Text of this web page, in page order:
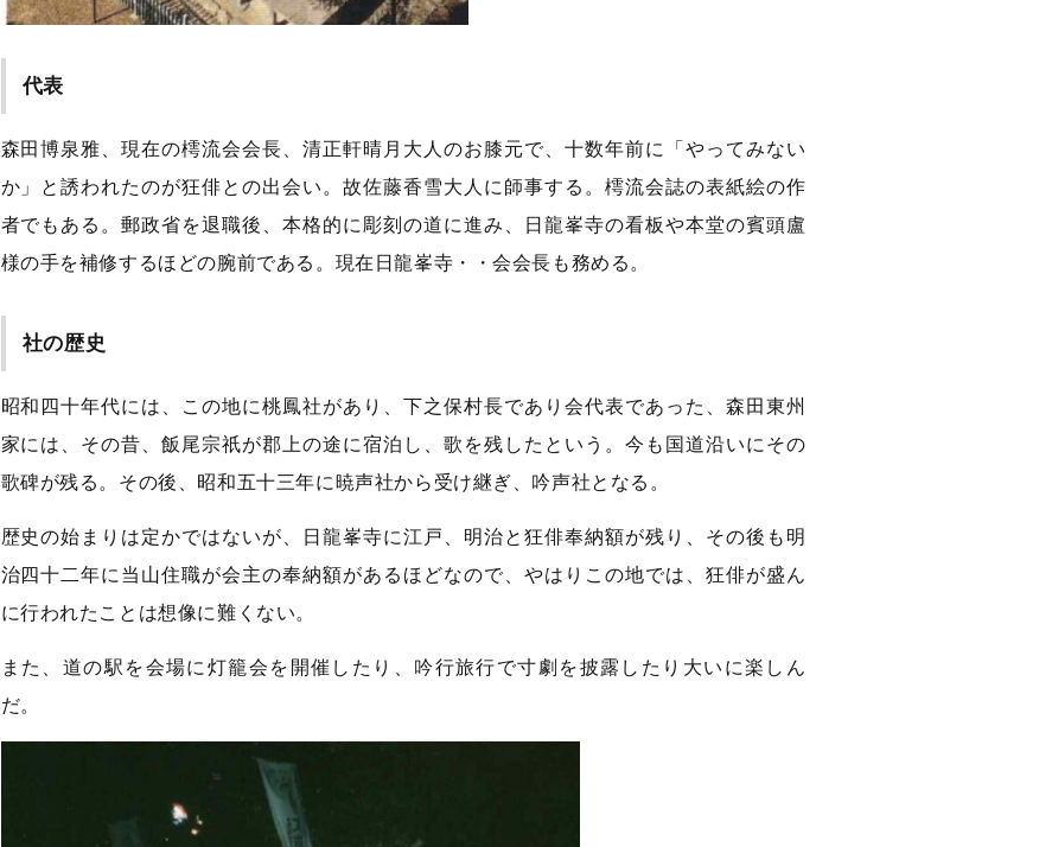
代表
森田博泉雅、現在の樗流会会長、清正軒晴月大人のお膝元で、十数年前に「やってみない
か」と誘われたのが狂俳との出会い。故佐藤香雪大人に師事する。樗流会誌の表紙絵の作
者でもある。郵政省を退職後、本格的に彫刻の道に進み、日龍峯寺の看板や本堂の賓頭盧
様の手を補修するほどの腕前である。現在日龍峯寺・・会会長も務める。
社の歴史
昭和四十年代には、この地に桃鳳社があり、下之保村長であり会代表であった、森田東州
家には、その昔、飯尾宗祇が郡上の途に宿泊し、歌を残したという。今も国道沿いにその
歌碑が残る。その後、昭和五十三年に暁声社から受け継ぎ、吟声社となる。
歴史の始まりは定かではないが、日龍峯寺に江戸、明治と狂俳奉納額が残り、その後も明
治四十二年に当山住職が会主の奉納額があるほどなので、やはりこの地では、狂俳が盛ん
に行われたことは想像に難くない。
また、道の駅を会場に灯籠会を開催したり、吟行旅行で寸劇を披露したり大いに楽しん
だ。